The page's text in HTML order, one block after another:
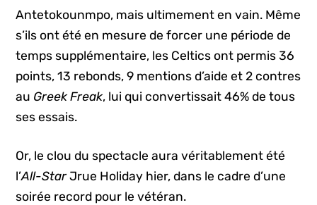
Antetokounmpo, mais ultimement en vain. Même
s’ils ont été en mesure de forcer une période de
temps supplémentaire, les Celtics ont permis 36
points, 13 rebonds, 9 mentions d’aide et 2 contres
au Greek Freak, lui qui convertissait 46% de tous
ses essais.
Or, le clou du spectacle aura véritablement été
l’All-StarJrue Holiday hier, dans le cadre d’une
soirée record pour le vétéran.